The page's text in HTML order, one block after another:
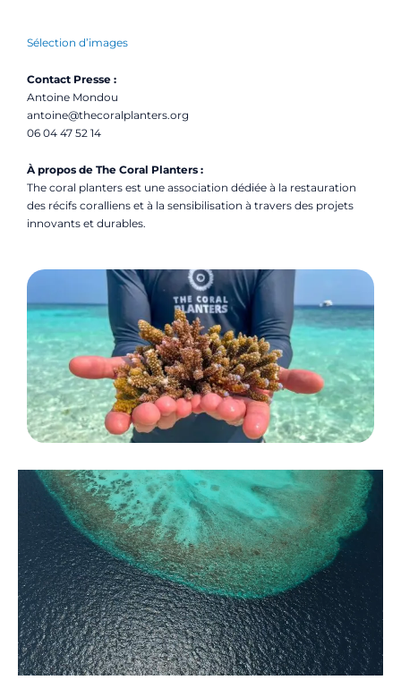
Sélection d’images
Contact Presse :
Antoine Mondou
antoine@thecoralplanters.org
06 04 47 52 14
À propos de The Coral Planters :
The coral planters est une association dédiée à la restauration
des récifs coralliens et à la sensibilisation à travers des projets
innovants et durables.